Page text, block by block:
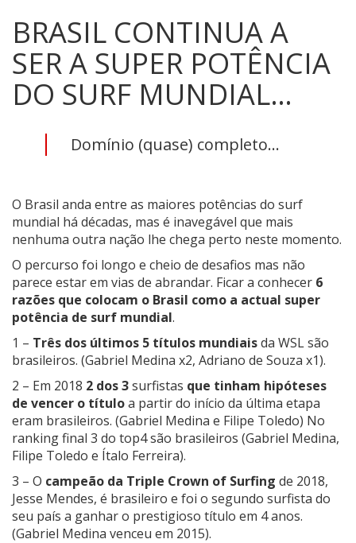
BRASIL CONTINUA A
SER A SUPER POTÊNCIA
DO SURF MUNDIAL…
Domínio (quase) completo...
O Brasil anda entre as maiores potências do surf
mundial há décadas, mas é inavegável que mais
nenhuma outra nação lhe chega perto neste momento.
O percurso foi longo e cheio de desafios mas não
parece estar em vias de abrandar. Ficar a conhecer 6
razões que colocam o Brasil como a actual super
potência de surf mundial.
1 – Três dos últimos 5 títulos mundiaisda WSL são
brasileiros. (Gabriel Medina x2, Adriano de Souza x1).
2 – Em 2018 2 dos 3surfistas que tinham hipóteses
de vencer o títuloa partir do início da última etapa
eram brasileiros. (Gabriel Medina e Filipe Toledo) No
ranking final 3 do top4 são brasileiros (Gabriel Medina,
Filipe Toledo e Ítalo Ferreira).
3 – O campeão da Triple Crown of Surfing de 2018,
Jesse Mendes, é brasileiro e foi o segundo surfista do
seu país a ganhar o prestigioso título em 4 anos.
(Gabriel Medina venceu em 2015).